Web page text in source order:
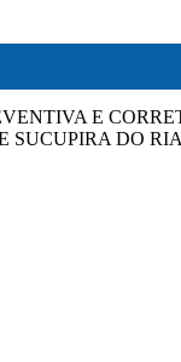
E
SUCUPIRA DO